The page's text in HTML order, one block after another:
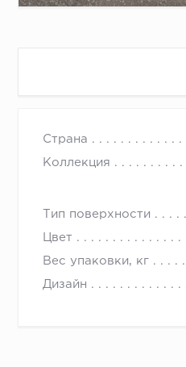
Страна
Коллекция
Тип поверхности
Цвет
Вес упаковки, кг
Дизайн